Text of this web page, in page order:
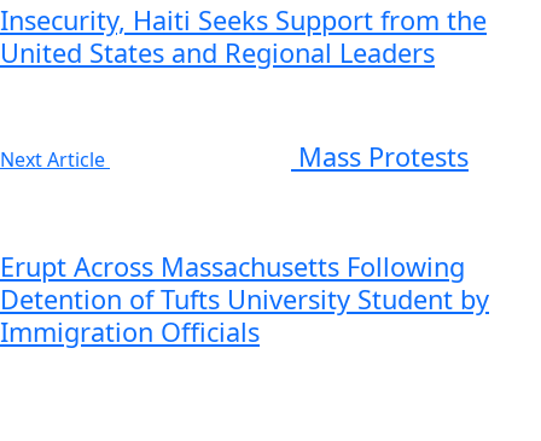
Insecurity, Haiti Seeks Support from the
United States and Regional Leaders
Next Article Mass Protests
Erupt Across Massachusetts Following
Detention of Tufts University Student by
Immigration Officials